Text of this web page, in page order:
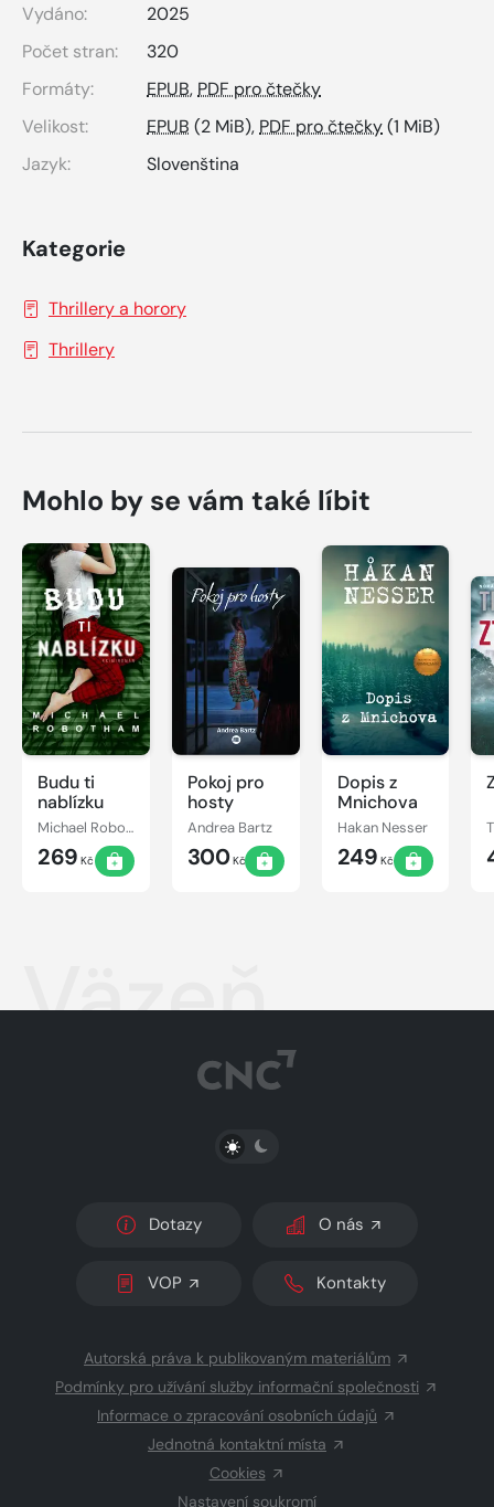
Vydáno:
2025
Počet stran:
320
Formáty:
EPUB, PDF pro čtečky
Velikost:
EPUB (2 MiB), PDF pro čtečky(1 MiB)
Jazyk:
Slovenština
Kategorie
Thrillery a horory
Thrillery
Mohlo by se vám také líbit
Budu ti
nablízku
Michael Robotham
269 Kč
Pokoj pro
hosty
Andrea Bartz
300Kč
Dopis z
Mnichova
Hakan Nesser
249 Kč
Väzeň
PŘEPNOUT SVĚTLÝ/TMAVÝ REŽIM
Dotazy O nás
VOP Kontakty
Autorská práva k publikovaným materiálům
Podmínky pro užívání služby informační společnosti
Informace o zpracování osobních údajů
Jednotná kontaktní místa
Cookies
Nastavení soukromí